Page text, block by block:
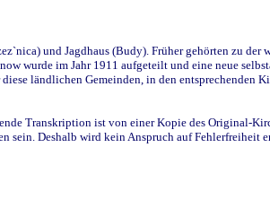
und Jagdhaus (Budy). Früher gehörten zu der
wurde im Jahr 1911 aufgeteilt und eine neue
ländlichen Gemeinden, in den entsprechenden
Transkription ist von einer Kopie des Original-
sein. Deshalb wird kein Anspruch auf Fehlerfreiheit